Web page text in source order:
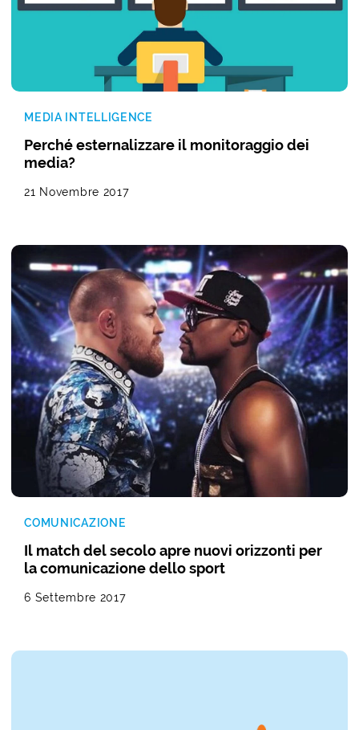
MEDIA INTELLIGENCE
Perché esternalizzare il monitoraggio dei
media?
21 Novembre 2017
COMUNICAZIONE
Il match del secolo apre nuovi orizzonti per
la comunicazione dello sport
6 Settembre 2017